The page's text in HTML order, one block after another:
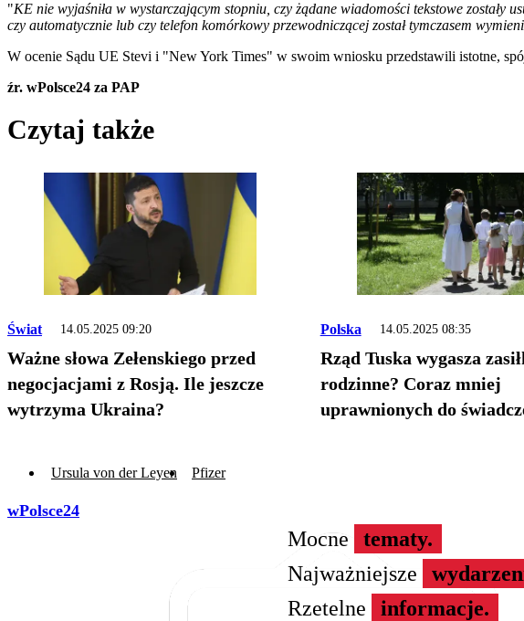
"KE nie wyjaśniła w wystarczającym stopniu, czy żądane wiadomości tekstowe zostały
czy automatycznie lub czy telefon komórkowy przewodniczącej został tymczasem
W ocenie Sądu UE Stevi i "New York Times" w swoim wniosku przedstawili istotne,
źr. wPolsce24 za PAP
Czytaj także
Świat 14.05.2025 09:20
Ważne słowa Zełenskiego przed
negocjacjami z Rosją. Ile jeszcze
wytrzyma Ukraina?
Polska 14.05.2025 08:35
Rząd Tuska wygasza
rodzinne? Coraz mniej
uprawnionych do
Ursula von der Leyen Pfizer
wPolsce24
Mocne
tematy.
Najważniejsze
Rzetelne
informacje.